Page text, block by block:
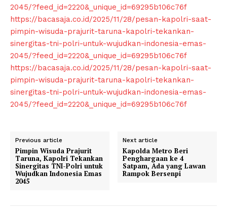
2045/?feed_id=2220&_unique_id=69295b106c76f
https://bacasaja.co.id/2025/11/28/pesan-kapolri-saat-
pimpin-wisuda-prajurit-taruna-kapolri-tekankan-
sinergitas-tni-polri-untuk-wujudkan-indonesia-emas-
2045/?feed_id=2220&_unique_id=69295b106c76f
https://bacasaja.co.id/2025/11/28/pesan-kapolri-saat-
pimpin-wisuda-prajurit-taruna-kapolri-tekankan-
sinergitas-tni-polri-untuk-wujudkan-indonesia-emas-
2045/?feed_id=2220&_unique_id=69295b106c76f
Previous article
Pimpin Wisuda Prajurit
Taruna, Kapolri Tekankan
Sinergitas TNI-Polri untuk
Wujudkan Indonesia Emas
2045
Next article
Kapolda Metro Beri
Penghargaan ke 4
Satpam, Ada yang Lawan
Rampok Bersenpi